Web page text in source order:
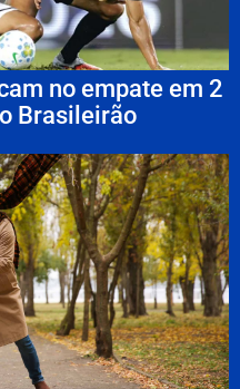
no empate em 2
Brasileirão